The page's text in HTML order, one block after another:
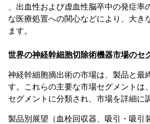
、出血性および虚血性脳卒中の発症率
な医療処置への関心などにより、大き
ます。
世界の神経幹細胞切除術機器市場のセ
神経幹細胞摘出術の市場は、製品と最
す。これらの主要な市場セグメントは
セグメントに分類され、市場を詳細に
製品別展望（血栓回収器、吸引・吸引